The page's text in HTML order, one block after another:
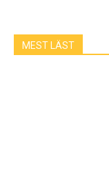
MEST LÄST